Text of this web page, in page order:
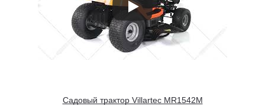
Садовый трактор Villartec MR1542M